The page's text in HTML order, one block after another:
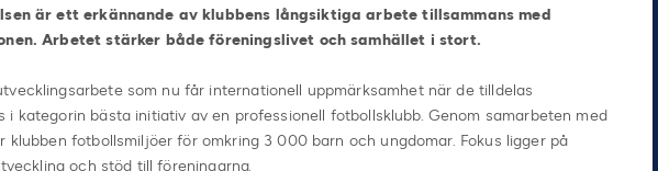
är ett erkännande av klubbens långsiktiga arbete tillsammans med
Arbetet stärker både föreningslivet och samhället i stort.
som nu får internationell uppmärksamhet när de tilldelas
i kategorin bästa initiativ av en professionell fotbollsklubb. Genom samarbeten med
klubben fotbollsmiljöer för omkring 3 000 barn och ungdomar. Fokus ligger på
och stöd till föreningarna.